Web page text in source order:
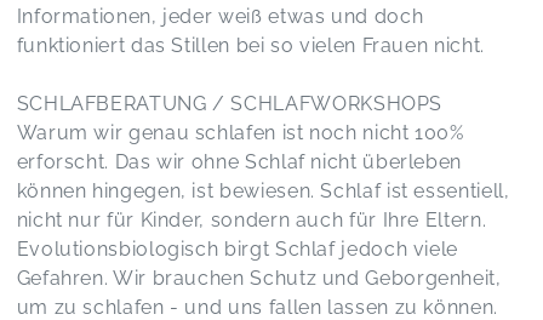
Informationen, jeder weiß etwas und doch
funktioniert das Stillen bei so vielen Frauen nicht.
SCHLAFBERATUNG / SCHLAFWORKSHOPS
Warum wir genau schlafen ist noch nicht 100%
erforscht. Das wir ohne Schlaf nicht überleben
können hingegen, ist bewiesen. Schlaf ist essentiell,
nicht nur für Kinder, sondern auch für Ihre Eltern.
Evolutionsbiologisch birgt Schlaf jedoch viele
Gefahren. Wir brauchen Schutz und Geborgenheit,
um zu schlafen - und uns fallen lassen zu können.